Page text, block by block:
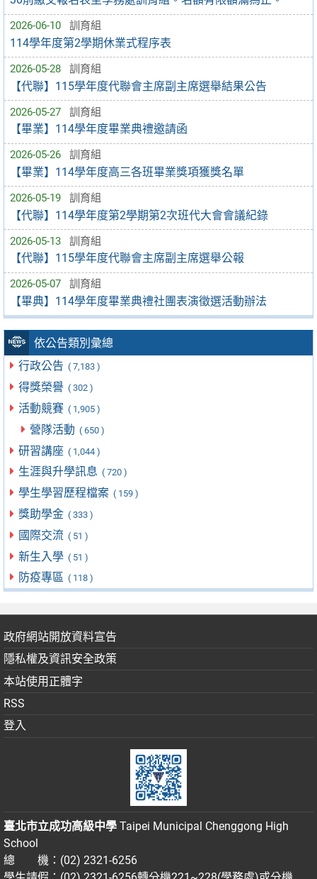
2026-06-10 訓育組
114學年度第2學期休業式程序表
2026-05-28 訓育組
【代聯】115學年度代聯會主席副主席選舉結果公告
2026-05-27 訓育組
【畢業】114學年度畢業典禮邀請函
2026-05-26 訓育組
【畢業】114學年度高三各班畢業獎項獲獎名單
2026-05-19 訓育組
【代聯】114學年度第2學期第2次班代大會會議紀錄
2026-05-13 訓育組
【代聯】115學年度代聯會主席副主席選舉公報
2026-05-07 訓育組
【畢典】114學年度畢業典禮社團表演徵選活動辦法
依公告類別彙總
行政公告 ( 7,183 )
得獎榮譽 ( 302 )
活動競賽 ( 1,905 )
營隊活動 ( 650 )
研習講座 ( 1,044 )
生涯與升學訊息 ( 720 )
學生學習歷程檔案 ( 159 )
獎助學金 ( 333 )
國際交流 ( 51 )
新生入學 ( 51 )
防疫專區 ( 118 )
政府網站開放資料宣告
隱私權及資訊安全政策
本站使用正體字
RSS
登入
臺北市立成功高級中學 Taipei Municipal Chenggong High
School
總 機：(02) 2321-6256